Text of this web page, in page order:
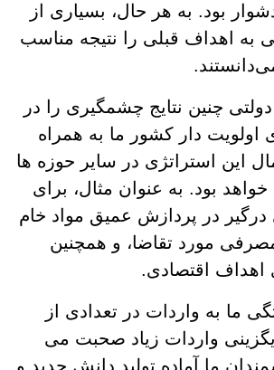
بود. به هر حال، بسیاری از
به اهداف قبلی را نتیجه مناسب
چنین نتایج چشمگیری را در
اولویت دار کشور ما به همراه
این استراتژی در سایر حوزه ها
خواهد بود. به عنوان مثال، برای
درگیر در پردازش عمیق مواد خام
مصرفی مورد تقاضا، و همچنین
اهداف اقتصادی.
ما به واردات در تعدادی از
واردات زیاد صحبت می
ما آماده تولید دانش جدید و